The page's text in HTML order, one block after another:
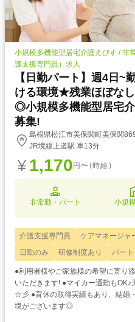
小規模多機能型居宅介護えびす / 非
護支援専門員）求人
【日勤パート】週4日~
ける環境★残業ほぼな
◎小規模多機能型居宅
募集!
島根県松江市美保関町美保関
JR境線上道駅 車13分
1,170 円〜(時給)
非常勤・パート 小規
介護支援専門員 ケアマネージャ
日勤のみ
研修制度あり パート
●利用者様やご家族様の希望に寄り
いただきます! ●マイカー通勤も
☆彡 ●育休の取得実績もあり、結婚・出産を経ても安心して働ける職場環
境がございます◎